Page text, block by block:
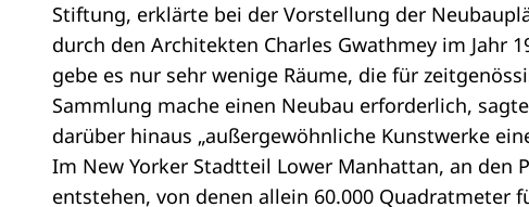
Stiftung, erklärte bei der Vorstellung der
durch den Architekten Charles Gwathmey im Jahr
gebe es nur sehr wenige Räume, die für
Sammlung mache einen Neubau erforderlich,
darüber hinaus „außergewöhnliche Kunstwerke
Im New Yorker Stadtteil Lower Manhattan, an den
entstehen, von denen allein 60.000